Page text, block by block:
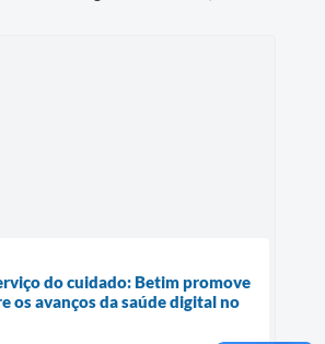
do cuidado: Betim promove
os avanços da saúde digital no